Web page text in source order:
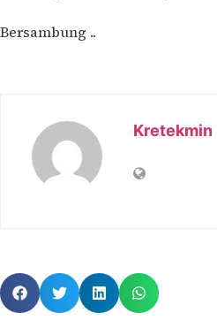
Bersambung ..
Kretekmin